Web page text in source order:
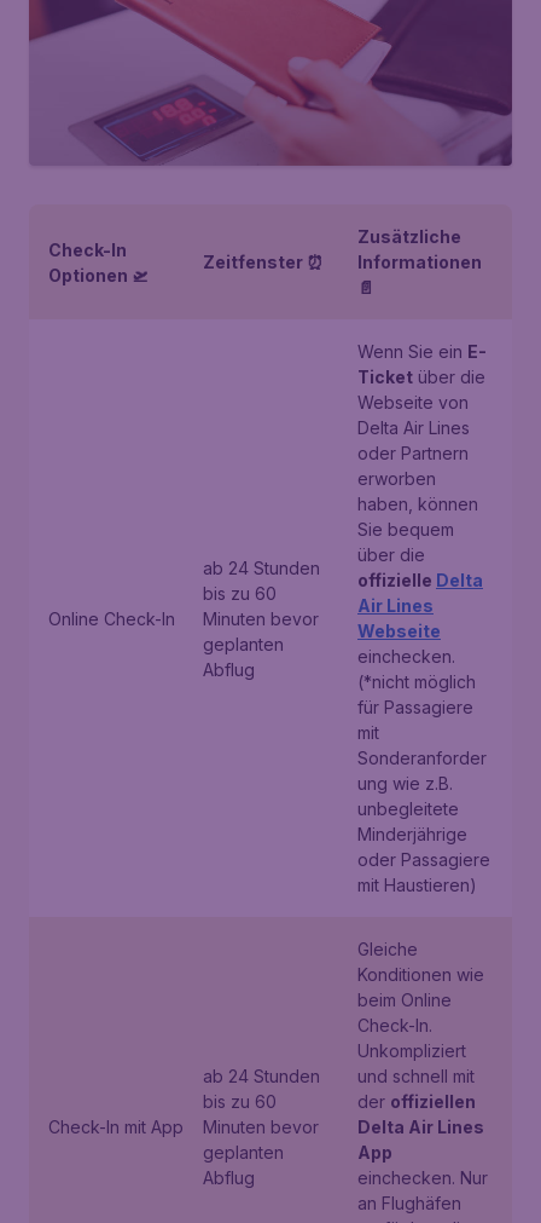
Check-In
Optionen 🛫
Zeitfenster ⏰
Zusätzliche
Informationen
📄
Online Check-In
ab 24 Stunden
bis zu 60
Minuten bevor
geplanten
Abflug
Wenn Sie ein E-
Ticket über die
Webseite von
Delta Air Lines
oder Partnern
erworben
haben, können
Sie bequem
über die
offizielle Delta
Air Lines
Webseite
einchecken.
(*nicht möglich
für Passagiere
mit
Sonderanforder
ung wie z.B.
unbegleitete
Minderjährige
oder Passagiere
mit Haustieren)
Check-In mit App
ab 24 Stunden
bis zu 60
Minuten bevor
geplanten
Abflug
Gleiche
Konditionen wie
beim Online
Check-In.
Unkompliziert
und schnell mit
der offiziellen
Delta Air Lines
App
einchecken. Nur
an Flughäfen